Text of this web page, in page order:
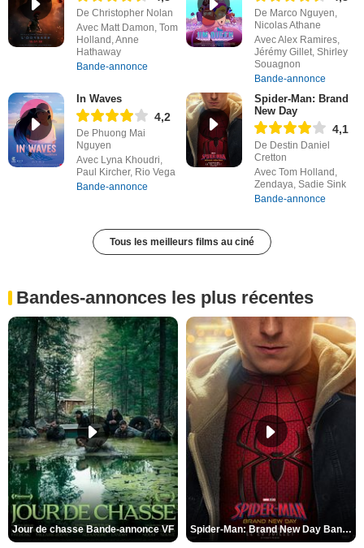
De Christopher Nolan
Avec Matt Damon, Tom
Holland, Anne
Hathaway
Bande-annonce
De Marco Nguyen,
Nicolas Athane
Avec Alex Ramires,
Jérémy Gillet, Shirley
Souagnon
Bande-annonce
In Waves
4,2
De Phuong Mai
Nguyen
Avec Lyna Khoudri,
Paul Kircher, Rio Vega
Bande-annonce
Spider-Man: Brand
New Day
4,1
De Destin Daniel
Cretton
Avec Tom Holland,
Zendaya, Sadie Sink
Bande-annonce
Tous les meilleurs films au ciné
Bandes-annonces les plus récentes
Jour de chasse Bande-annonce VF Spider-Man: Brand New Day Bande-annonce (3) VO STFR